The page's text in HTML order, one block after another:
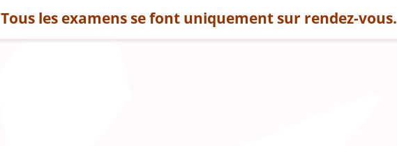
Tous les examens se font uniquement sur rendez-vous.